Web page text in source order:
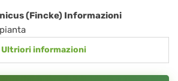
(Fincke) Informazioni
pianta
Ultriori informazioni